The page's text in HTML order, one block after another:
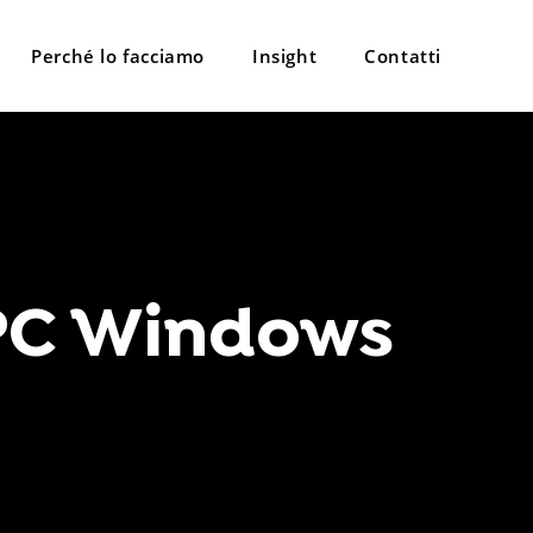
Perché lo facciamo Insight Contatti
Windows